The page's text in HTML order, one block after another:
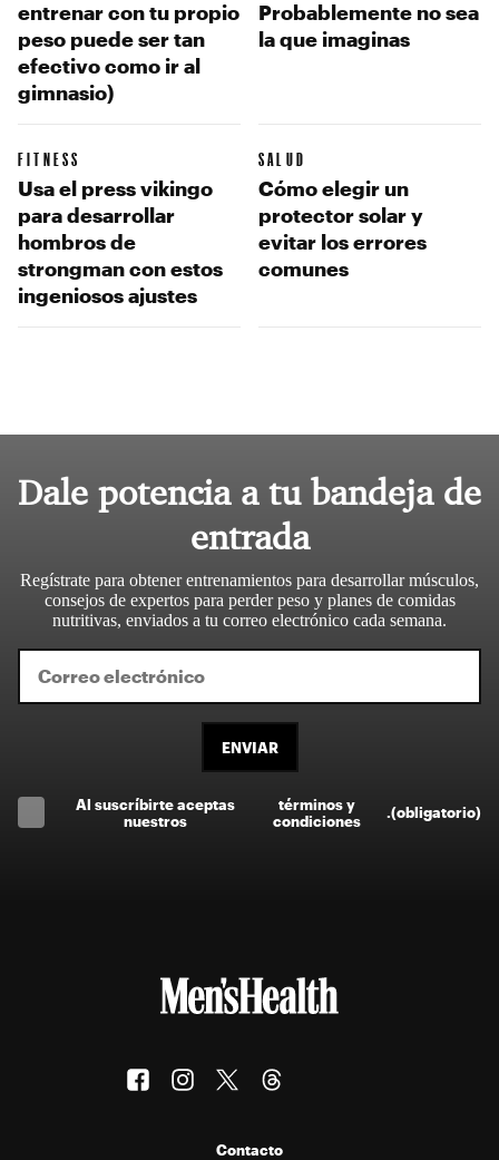
entrenar con tu propio
peso puede ser tan
efectivo como ir al
gimnasio)
Probablemente no sea
la que imaginas
FITNESS
Usa el press vikingo
para desarrollar
hombros de
strongman con estos
ingeniosos ajustes
SALUD
Cómo elegir un
protector solar y
evitar los errores
comunes
Dale potencia a tu bandeja de
entrada
Regístrate para obtener entrenamientos para desarrollar músculos,
consejos de expertos para perder peso y planes de comidas
nutritivas, enviados a tu correo electrónico cada semana.
ENVIAR
Al suscríbirte aceptas
nuestros
términos y
condiciones
.(obligatorio)
Contacto